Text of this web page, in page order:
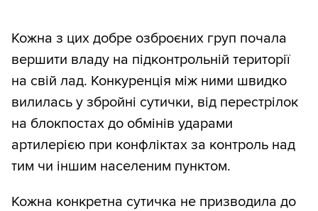
Кожна з цих добре озброєних груп почала
вершити владу на підконтрольній території
на свій лад. Конкуренція між ними швидко
вилилась у збройні сутички, від перестрілок
на блокпостах до обмінів ударами
артилерією при конфліктах за контроль над
тим чи іншим населеним пунктом.
Кожна конкретна сутичка не призводила до